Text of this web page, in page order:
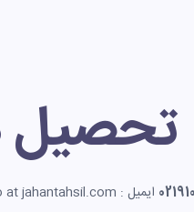
تحصیل
ایمیل : info at jahantahsil.com |